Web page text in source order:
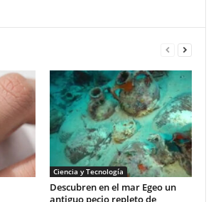
Ciencia y Tecnología
Descubren en el mar Egeo un
antiguo pecio repleto de